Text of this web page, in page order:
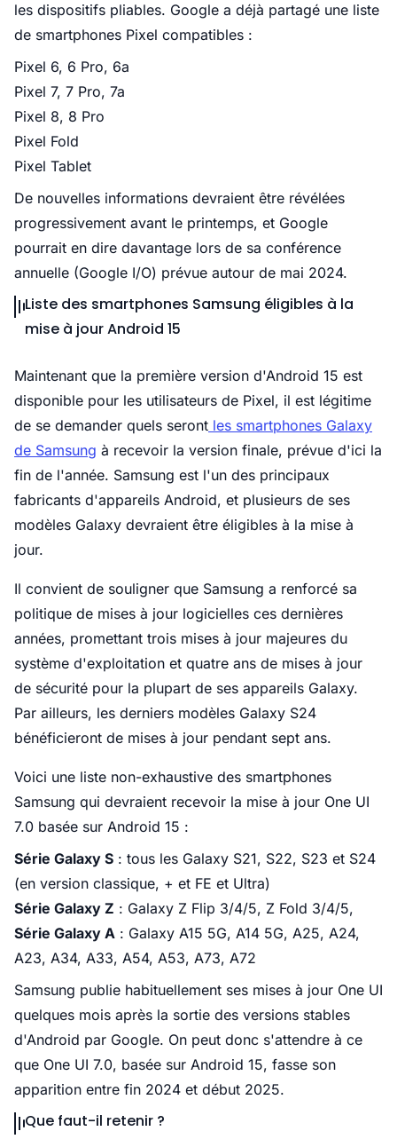
les dispositifs pliables. Google a déjà partagé une liste
de smartphones Pixel compatibles :
Pixel 6, 6 Pro, 6a
Pixel 7, 7 Pro, 7a
Pixel 8, 8 Pro
Pixel Fold
Pixel Tablet
De nouvelles informations devraient être révélées
progressivement avant le printemps, et Google
pourrait en dire davantage lors de sa conférence
annuelle (Google I/O) prévue autour de mai 2024.
Liste des smartphones Samsung éligibles à la
mise à jour Android 15
Maintenant que la première version d'Android 15 est
disponible pour les utilisateurs de Pixel, il est légitime
de se demander quels seront les smartphones Galaxy
de Samsung à recevoir la version finale, prévue d'ici la
fin de l'année. Samsung est l'un des principaux
fabricants d'appareils Android, et plusieurs de ses
modèles Galaxy devraient être éligibles à la mise à
jour.
Il convient de souligner que Samsung a renforcé sa
politique de mises à jour logicielles ces dernières
années, promettant trois mises à jour majeures du
système d'exploitation et quatre ans de mises à jour
de sécurité pour la plupart de ses appareils Galaxy.
Par ailleurs, les derniers modèles Galaxy S24
bénéficieront de mises à jour pendant sept ans.
Voici une liste non-exhaustive des smartphones
Samsung qui devraient recevoir la mise à jour One UI
7.0 basée sur Android 15 :
Série Galaxy S : tous les Galaxy S21, S22, S23 et S24
(en version classique, + et FE et Ultra)
Série Galaxy Z : Galaxy Z Flip 3/4/5, Z Fold 3/4/5,
Série Galaxy A : Galaxy A15 5G, A14 5G, A25, A24,
A23, A34, A33, A54, A53, A73, A72
Samsung publie habituellement ses mises à jour One UI
quelques mois après la sortie des versions stables
d'Android par Google. On peut donc s'attendre à ce
que One UI 7.0, basée sur Android 15, fasse son
apparition entre fin 2024 et début 2025.
Que faut-il retenir ?